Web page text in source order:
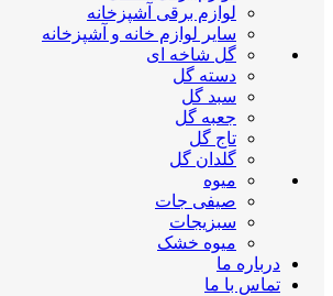
لوازم برقی آشپزخانه
سایر لوازم خانه و آشپزخانه
گل شاخه ای
دسته گل
سبد گل
جعبه گل
تاج گل
گلدان گل
میوه
صیفی جات
سبزیجات
میوه خشک
درباره ما
تماس با ما